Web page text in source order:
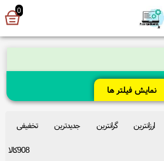
0
نمایش فیلتر ها
ارزانترین گرانترین جدیدترین تخفیفی
908کالا